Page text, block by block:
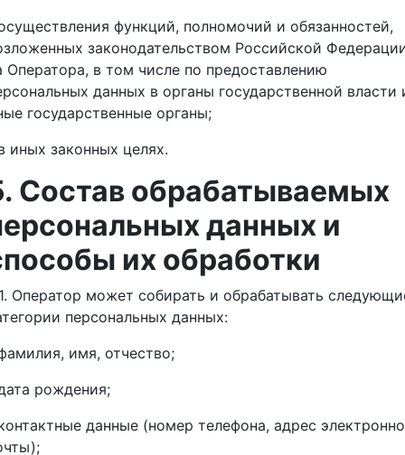
функций, полномочий и обязанностей,
законодательством Российской
Оператора, в том числе по предоставлению
данных в органы государственной власти
государственные органы;
иных законных целях.
Состав обрабатываемых
данных и
их обработки
Оператор может собирать и обрабатывать
персональных данных:
имя, отчество;
рождения;
данные (номер телефона, адрес